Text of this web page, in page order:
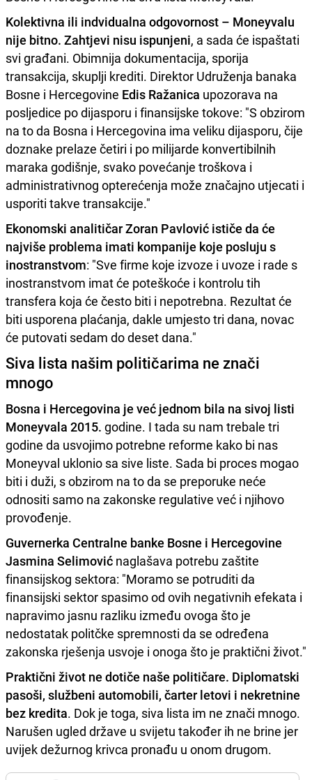
Kolektivna ili indvidualna odgovornost – Moneyvalu
nije bitno. Zahtjevi nisu ispunjeni, a sada će ispaštati
svi građani. Obimnija dokumentacija, sporija
transakcija, skuplji krediti. Direktor Udruženja banaka
Bosne i Hercegovine Edis Ražanica upozorava na
posljedice po dijasporu i finansijske tokove: "S obzirom
na to da Bosna i Hercegovina ima veliku dijasporu, čije
doznake prelaze četiri i po milijarde konvertibilnih
maraka godišnje, svako povećanje troškova i
administrativnog opterećenja može značajno utjecati i
usporiti takve transakcije."
Ekonomski analitičar Zoran Pavlović ističe da će
najviše problema imati kompanije koje posluju s
inostranstvom: "Sve firme koje izvoze i uvoze i rade s
inostranstvom imat će poteškoće i kontrolu tih
transfera koja će često biti i nepotrebna. Rezultat će
biti usporena plaćanja, dakle umjesto tri dana, novac
će putovati sedam do deset dana."
Siva lista našim političarima ne znači
mnogo
Bosna i Hercegovina je već jednom bila na sivoj listi
Moneyvala 2015. godine. I tada su nam trebale tri
godine da usvojimo potrebne reforme kako bi nas
Moneyval uklonio sa sive liste. Sada bi proces mogao
biti i duži, s obzirom na to da se preporuke neće
odnositi samo na zakonske regulative već i njihovo
provođenje.
Guvernerka Centralne banke Bosne i Hercegovine
Jasmina Selimović naglašava potrebu zaštite
finansijskog sektora: "Moramo se potruditi da
finansijski sektor spasimo od ovih negativnih efekata i
napravimo jasnu razliku između ovoga što je
nedostatak politčke spremnosti da se određena
zakonska rješenja usvoje i onoga što je praktični život."
Praktični život ne dotiče naše političare. Diplomatski
pasoši, službeni automobili, čarter letovi i nekretnine
bez kredita. Dok je toga, siva lista im ne znači mnogo.
Narušen ugled države u svijetu također ih ne brine jer
uvijek dežurnog krivca pronađu u onom drugom.